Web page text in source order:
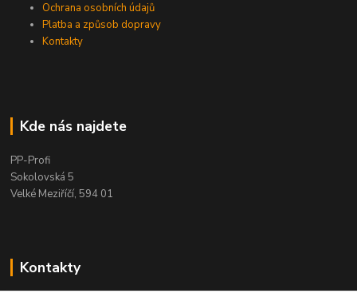
Ochrana osobních údajů
Platba a způsob dopravy
Kontakty
Kde nás najdete
PP-Profi
Sokolovská 5
Velké Meziříčí, 594 01
Kontakty